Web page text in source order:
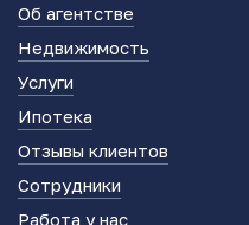
Об агентстве
Недвижимость
Услуги
Ипотека
Отзывы клиентов
Сотрудники
Работа у нас